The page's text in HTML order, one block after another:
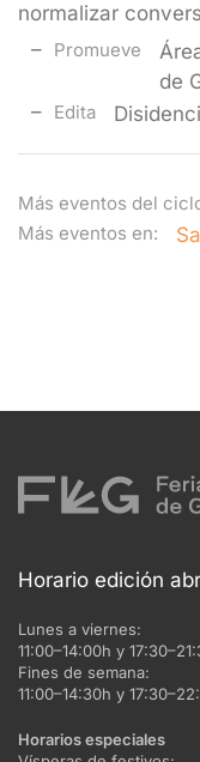
normalizar
Promueve
de
Edita
Más eventos del
Más eventos en:
Horario edición
Lunes a viernes:
11:00–14:00h y
Fines de semana:
11:00–14:30h y
Horarios especiales